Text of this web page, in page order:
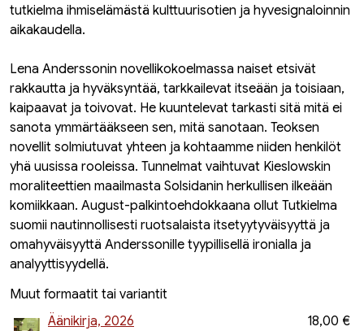
tutkielma ihmiselämästä kulttuurisotien ja hyvesignaloinnin
aikakaudella.
Lena Anderssonin novellikokoelmassa naiset etsivät
rakkautta ja hyväksyntää, tarkkailevat itseään ja toisiaan,
kaipaavat ja toivovat. He kuuntelevat tarkasti sitä mitä ei
sanota ymmärtääkseen sen, mitä sanotaan. Teoksen
novellit solmiutuvat yhteen ja kohtaamme niiden henkilöt
yhä uusissa rooleissa. Tunnelmat vaihtuvat Kieslowskin
moraliteettien maailmasta Solsidanin herkullisen ilkeään
komiikkaan. August-palkintoehdokkaana ollut Tutkielma
suomii nautinnollisesti ruotsalaista itsetyytyväisyyttä ja
omahyväisyyttä Anderssonille tyypillisellä ironialla ja
analyyttisyydellä.
Muut formaatit tai variantit
Äänikirja, 2026
18,00 €